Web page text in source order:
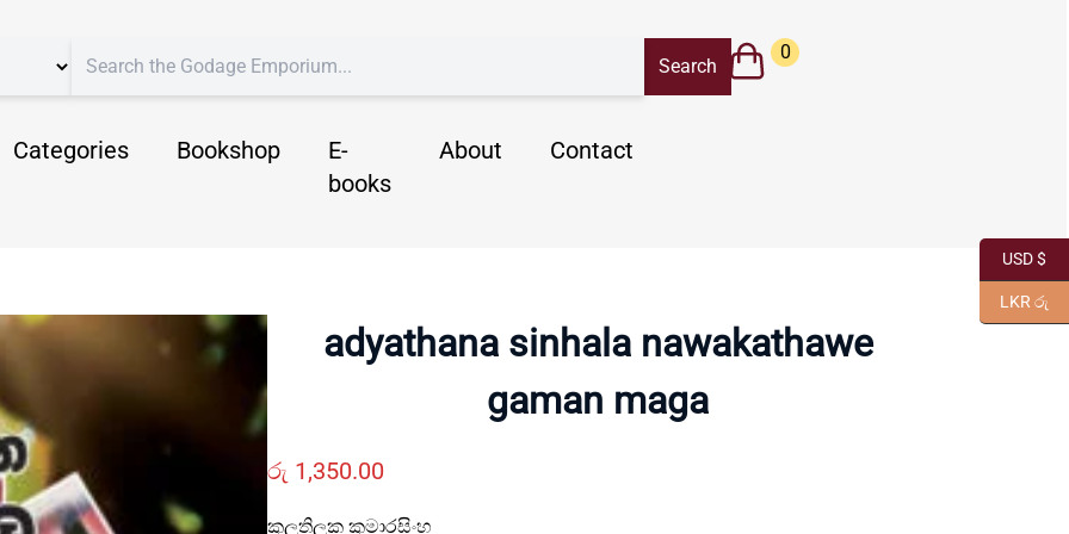
Categories Bookshop
E-
books
About Contact
0
adyathana sinhala nawakathawe
gaman maga
රු 1,350.00
කුලතිලක කුමාරසිංහ
USD $
LKR රු